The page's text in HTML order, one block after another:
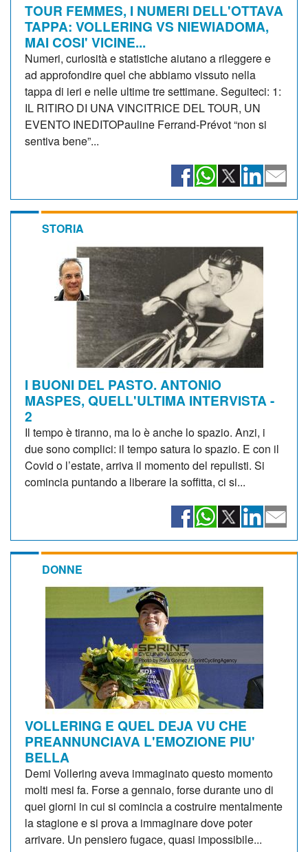
TOUR FEMMES, I NUMERI DELL'OTTAVA
TAPPA: VOLLERING VS NIEWIADOMA,
MAI COSI' VICINE...
Numeri, curiosità e statistiche aiutano a rileggere e
ad approfondire quel che abbiamo vissuto nella
tappa di ieri e nelle ultime tre settimane. Seguiteci: 1:
IL RITIRO DI UNA VINCITRICE DEL TOUR, UN
EVENTO INEDITOPauline Ferrand-Prévot “non si
sentiva bene”...
STORIA
I BUONI DEL PASTO. ANTONIO
MASPES, QUELL'ULTIMA INTERVISTA -
2
Il tempo è tiranno, ma lo è anche lo spazio. Anzi, i
due sono complici: il tempo satura lo spazio. E con il
Covid o l’estate, arriva il momento del repulisti. Si
comincia puntando a liberare la soffitta, ci si...
DONNE
VOLLERING E QUEL DEJA VU CHE
PREANNUNCIAVA L'EMOZIONE PIU'
BELLA
Demi Vollering aveva immaginato questo momento
molti mesi fa. Forse a gennaio, forse durante uno di
quei giorni in cui si comincia a costruire mentalmente
la stagione e si prova a immaginare dove poter
arrivare. Un pensiero fugace, quasi impossibile...